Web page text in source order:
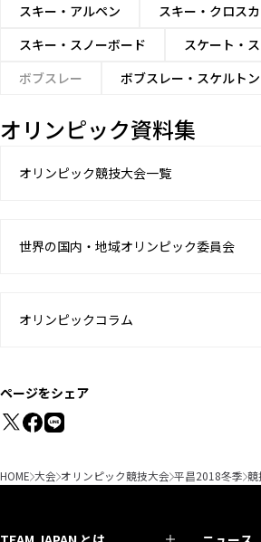
スキー・アルペン スキー・クロス
スキー・スノーボード
スケート・
ボブスレー
ボブスレー・スケルトン
オリンピック資料集
オリンピック競技大会一覧
世界の国内・地域オリンピック委員会
オリンピックコラム
ページをシェア
HOME 大会 オリンピック競技大会 平昌2018冬季 競